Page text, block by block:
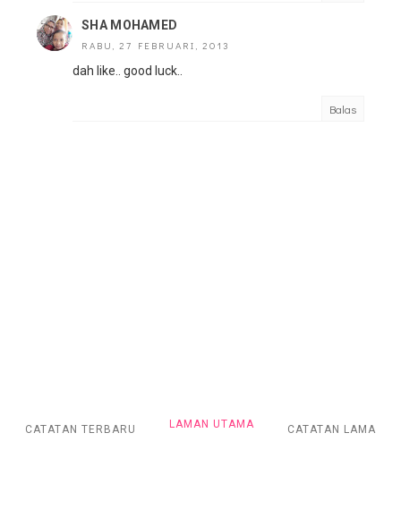
SHA MOHAMED
RABU, 27 FEBRUARI, 2013
dah like.. good luck..
Balas
CATATAN TERBARU CATATAN LAMA
LAMAN UTAMA